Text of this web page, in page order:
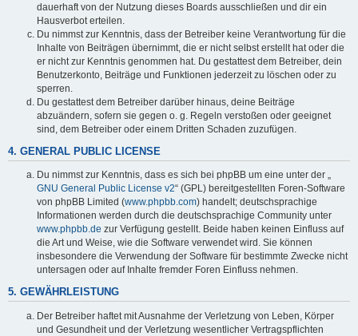
dauerhaft von der Nutzung dieses Boards ausschließen und dir ein
Hausverbot erteilen.
Du nimmst zur Kenntnis, dass der Betreiber keine Verantwortung für die
Inhalte von Beiträgen übernimmt, die er nicht selbst erstellt hat oder die
er nicht zur Kenntnis genommen hat. Du gestattest dem Betreiber, dein
Benutzerkonto, Beiträge und Funktionen jederzeit zu löschen oder zu
sperren.
Du gestattest dem Betreiber darüber hinaus, deine Beiträge
abzuändern, sofern sie gegen o. g. Regeln verstoßen oder geeignet
sind, dem Betreiber oder einem Dritten Schaden zuzufügen.
4. GENERAL PUBLIC LICENSE
Du nimmst zur Kenntnis, dass es sich bei phpBB um eine unter der „
GNU General Public License v2“ (GPL) bereitgestellten Foren-Software
von phpBB Limited (www.phpbb.com) handelt; deutschsprachige
Informationen werden durch die deutschsprachige Community unter
www.phpbb.de zur Verfügung gestellt. Beide haben keinen Einfluss auf
die Art und Weise, wie die Software verwendet wird. Sie können
insbesondere die Verwendung der Software für bestimmte Zwecke nicht
untersagen oder auf Inhalte fremder Foren Einfluss nehmen.
5. GEWÄHRLEISTUNG
Der Betreiber haftet mit Ausnahme der Verletzung von Leben, Körper
und Gesundheit und der Verletzung wesentlicher Vertragspflichten